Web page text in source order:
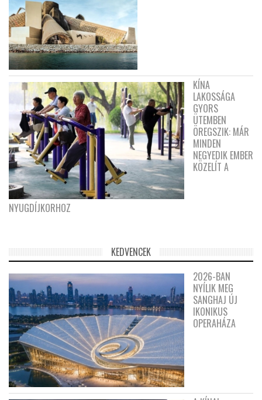
KÍNA
LAKOSSÁGA
GYORS
ÜTEMBEN
ÖREGSZIK: MÁR
MINDEN
NEGYEDIK EMBER
KÖZELÍT A
NYUGDÍJKORHOZ
KEDVENCEK
2026-BAN
NYÍLIK MEG
SANGHAJ ÚJ
IKONIKUS
OPERAHÁZA